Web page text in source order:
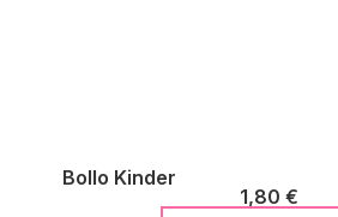
Bollo Kinder
1,80 €